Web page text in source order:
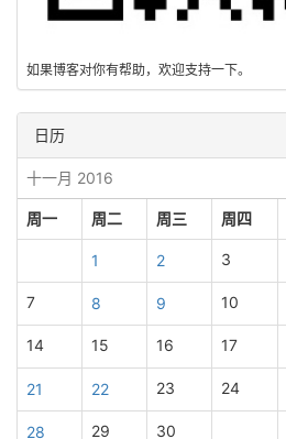
如果博客对你有帮助，欢迎支持一下。
日历
十一月 2016
周一 周二 周三 周四
1 2 3
7 8 9 10
14 15 16 17
21 22 23 24
28 29 30